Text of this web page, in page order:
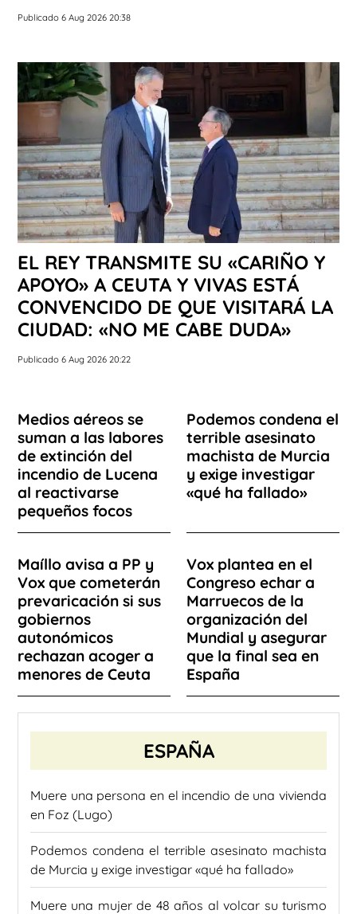
Publicado 6 Aug 2026 20:38
EL REY TRANSMITE SU «CARIÑO Y
APOYO» A CEUTA Y VIVAS ESTÁ
CONVENCIDO DE QUE VISITARÁ LA
CIUDAD: «NO ME CABE DUDA»
Publicado 6 Aug 2026 20:22
Medios aéreos se
suman a las labores
de extinción del
incendio de Lucena
al reactivarse
pequeños focos
Podemos condena el
terrible asesinato
machista de Murcia
y exige investigar
«qué ha fallado»
Maíllo avisa a PP y
Vox que cometerán
prevaricación si sus
gobiernos
autonómicos
rechazan acoger a
menores de Ceuta
Vox plantea en el
Congreso echar a
Marruecos de la
organización del
Mundial y asegurar
que la final sea en
España
ESPAÑA
Muere una persona en el incendio de una vivienda
en Foz (Lugo)
Podemos condena el terrible asesinato machista
de Murcia y exige investigar «qué ha fallado»
Muere una mujer de 48 años al volcar su turismo